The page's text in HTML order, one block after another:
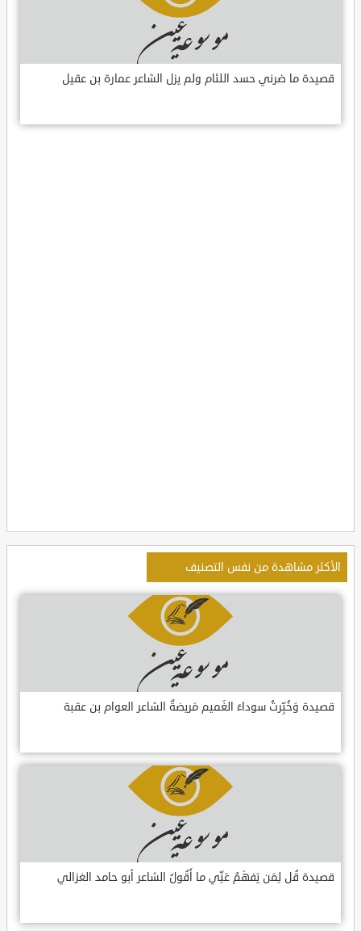
قصيدة ما ضرني حسد اللئام ولم يزل الشاعر عمارة بن عقيل
الأكثر مشاهدة من نفس التصنيف
قصيدة وَخُبِّرتُ سوداءَ الغَميم مَريضةٌ الشاعر العوام بن عقبة
قصيدة قُل لِمَن يَفهَمُ عَنِّي ما أَقُولُ الشاعر أبو حامد الغزالي